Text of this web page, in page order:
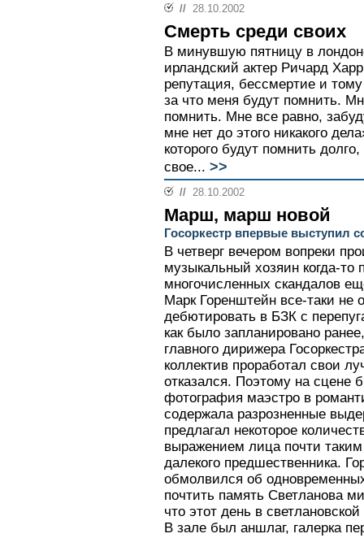
// 28.10.2002
Смерть среди своих
В минувшую пятницу в
ирландский актер Ричард
репутация, бессмертие и
за что меня будут помнить.
помнить. Мне все равно,
мне нет до этого никакого
которого будут помнить
свое... >>
// 28.10.2002
Марш, марш новой
Госоркестр впервые выступил
В четверг вечером вопреки
музыкальный хозяин когда-то
многочисленных скандалов
Марк Горенштейн все-таки не
дебютировать в БЗК с
как было запланировано
главного дирижера
коллектив проработал свои
отказался. Поэтому на сцене
фотография маэстро в
содержала разрозненные
предлагал некоторое
выражением лица почти
далекого предшественника.
обмолвился об
почтить память Светланова
что этот день в
В зале был аншлаг, галерка